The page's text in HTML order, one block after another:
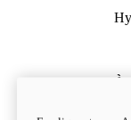
À
new